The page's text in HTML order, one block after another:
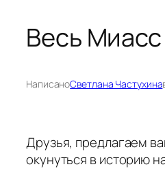
Весь Миасс
НаписаноСветлана Частухина
Друзья, предлагаем
окунуться в историю